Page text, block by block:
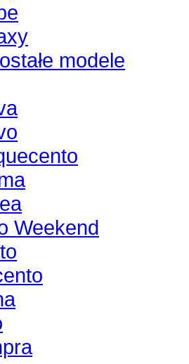
modele
Weekend